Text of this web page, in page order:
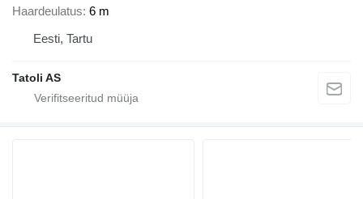
Haardeulatus 6 m
Eesti, Tartu
Tatoli AS